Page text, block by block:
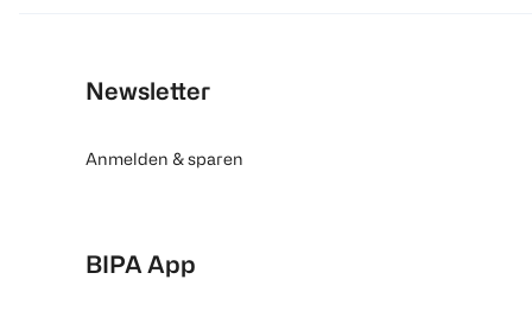
Newsletter
Anmelden & sparen
BIPA App